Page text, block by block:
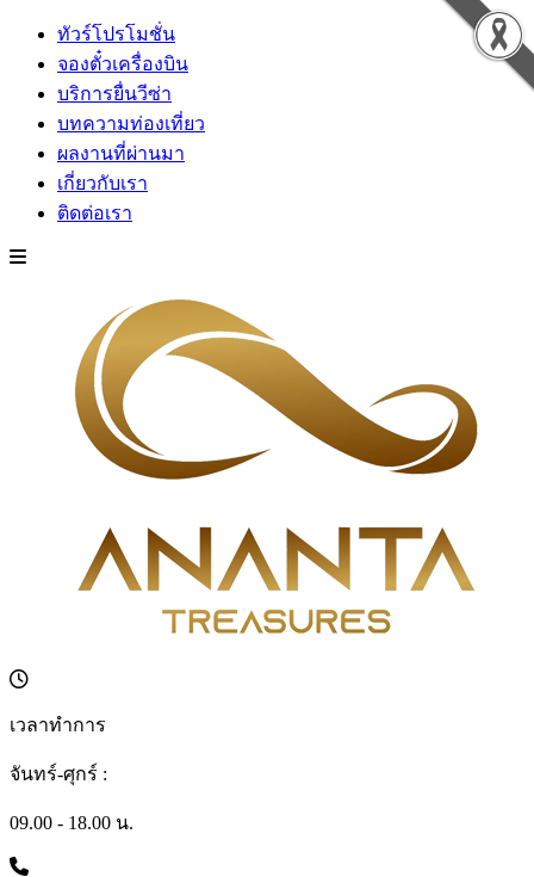
ทัวร์โปรโมชั่น
จองตั๋วเครื่องบิน
บริการยื่นวีซ่า
บทความท่องเที่ยว
ผลงานที่ผ่านมา
เกี่ยวกับเรา
ติดต่อเรา
เวลาทำการ
จันทร์-ศุกร์ :
09.00 - 18.00 น.